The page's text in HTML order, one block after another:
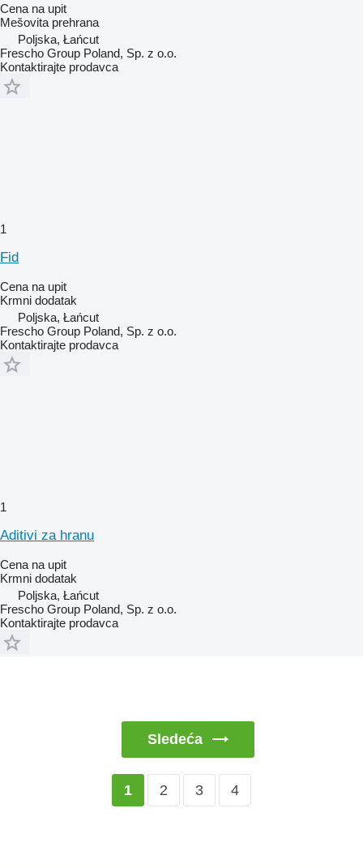
Cena na upit
Mešovita prehrana
Poljska, Łańcut
Frescho Group Poland, Sp. z o.o.
Kontaktirajte prodavca
1
Fid
Cena na upit
Krmni dodatak
Poljska, Łańcut
Frescho Group Poland, Sp. z o.o.
Kontaktirajte prodavca
1
Aditivi za hranu
Cena na upit
Krmni dodatak
Poljska, Łańcut
Frescho Group Poland, Sp. z o.o.
Kontaktirajte prodavca
Sledeća
1 2 3 4